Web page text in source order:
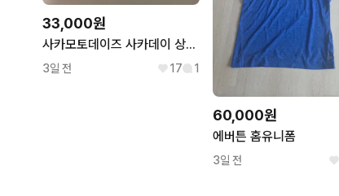
33,000원
사카모토데이즈 사카데이 상점페어 이모션 캔뱃지 세트 나구모 신 미개봉
3일 전 17 1
60,000원
에버튼 홈유니폼
3일 전